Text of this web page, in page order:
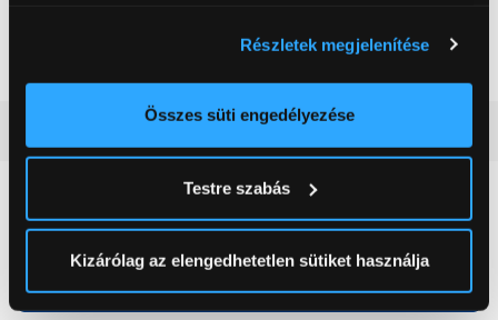
elhelyezkedéséről pár méteres pontossággal
Az Ön készülékén beazonosítása annak konkrét
módjairól és adja meg preferenciáit aRészletek
pontban. Bármikor módosíthatja vagy visszavonhatja a
Sütinyilatkozathoz való hozzájárulását.
Részletek megjelenítése
Összes süti engedélyezése
Testre szabás
Kizárólag az elengedhetetlen sütiket használja
179 999 Ft
0